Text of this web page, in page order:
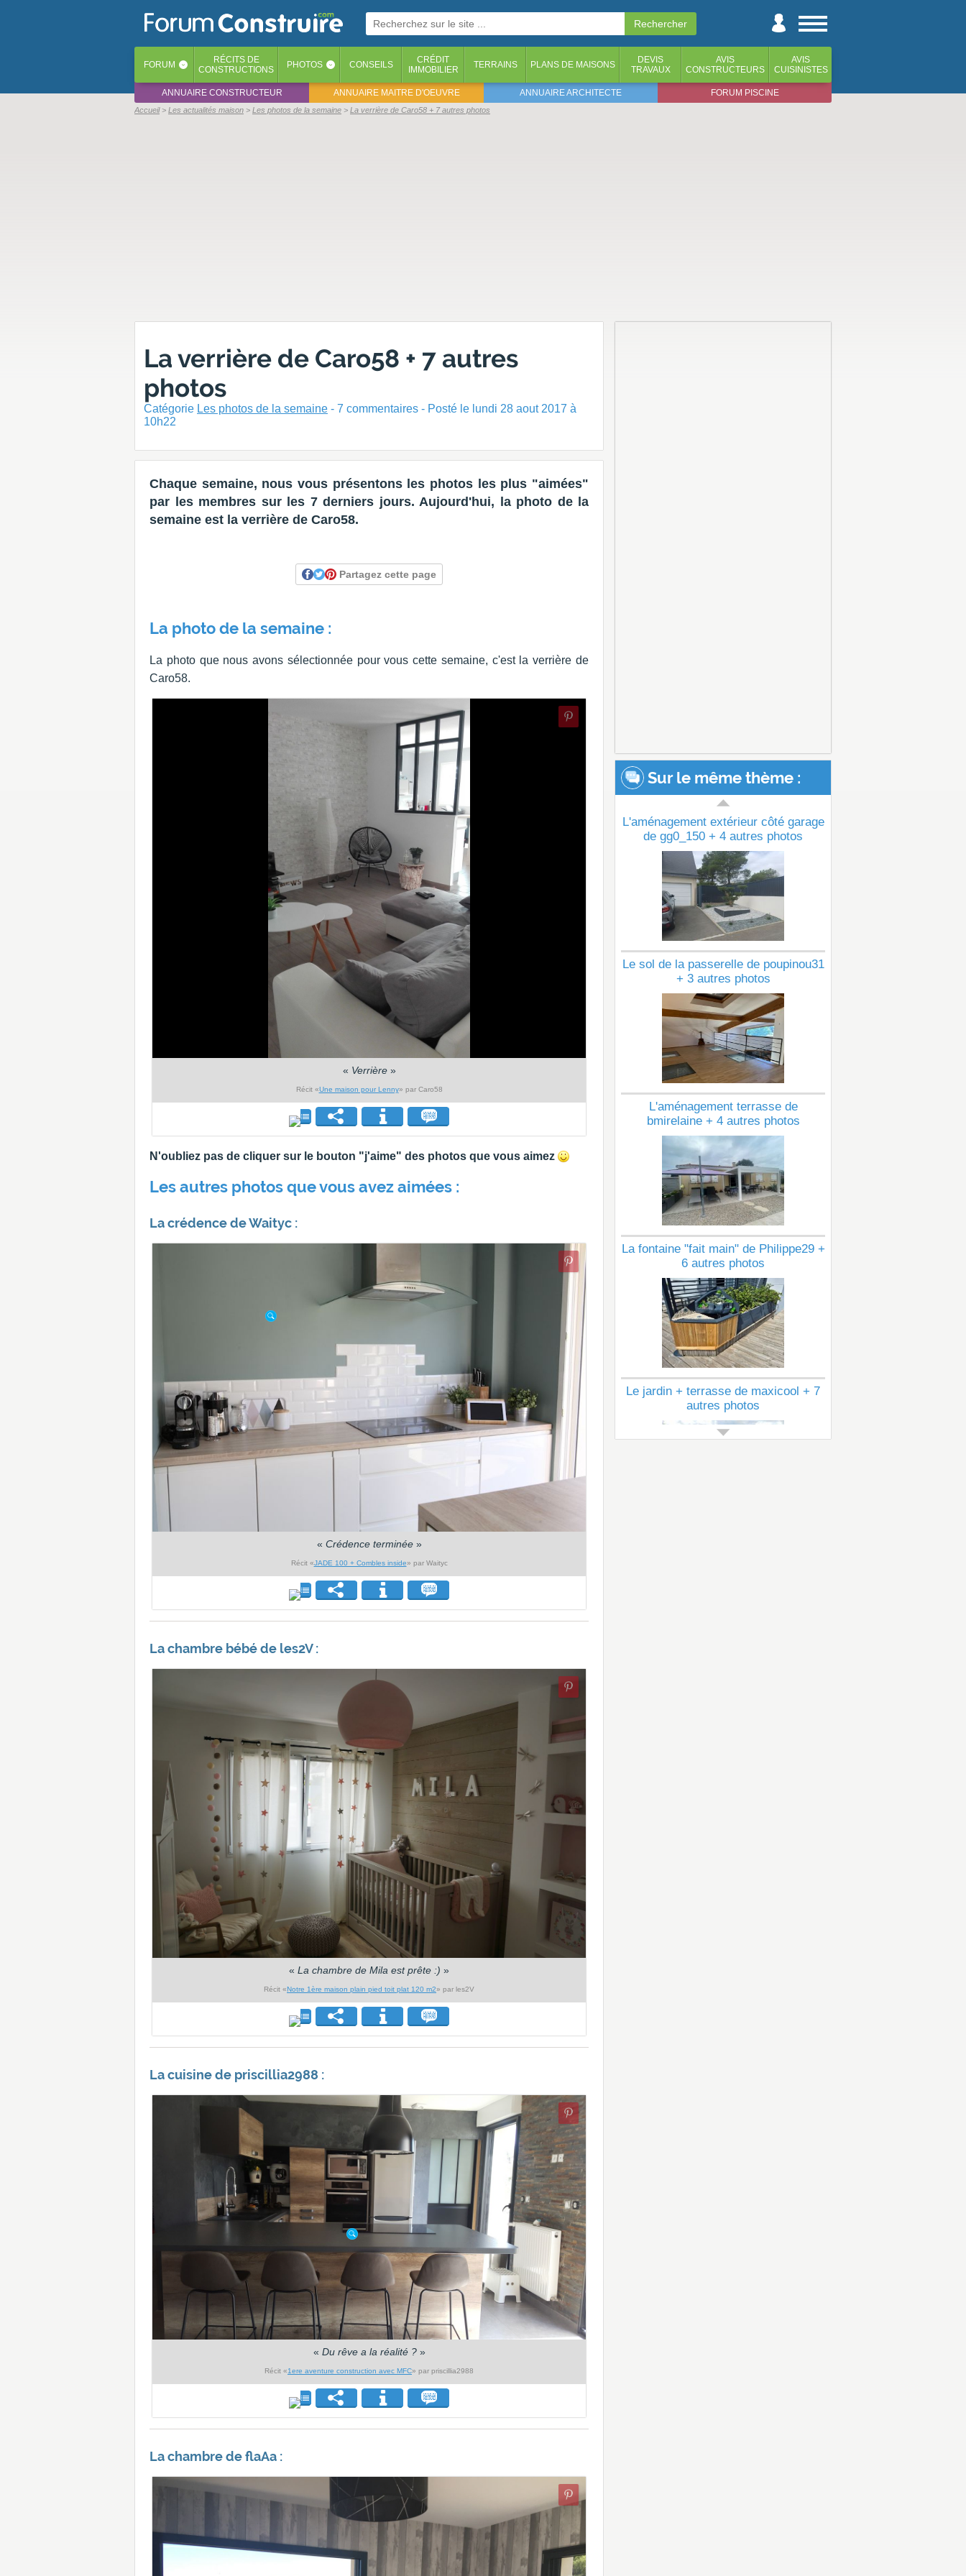
FORUM ‹ RÉCITS DE
CONSTRUCTIONS
PHOTOS ‹ CONSEILS
CRÉDIT
IMMOBILIER
TERRAINS PLANS DE MAISONS
DEVIS
TRAVAUX
AVIS
CONSTRUCTEURS
AVIS
CUISINISTES
ANNUAIRE CONSTRUCTEUR ANNUAIRE MAITRE D'OEUVRE ANNUAIRE ARCHITECTE FORUM PISCINE
Accueil Les actualités maison Les photos de la semaine La verrière de Caro58 + 7 autres photos
La verrière de Caro58 + 7 autres
photos
Catégorie Les photos de la semaine - 7 commentaires - Posté le lundi 28 aout 2017 à
10h22
Chaque semaine, nous vous présentons les photos les plus "aimées"
par les membres sur les 7 derniers jours. Aujourd'hui, la photo de la
semaine est la verrière de Caro58.
Partagez cette page
La photo de la semaine :
La photo que nous avons sélectionnée pour vous cette semaine, c'est la verrière de
Caro58.
« Verrière»
Récit «Une maison pour Lenny» par Caro58
N'oubliez pas de cliquer sur le bouton "j'aime" des photos que vous aimez
Les autres photos que vous avez aimées :
La crédence de Waityc :
« Crédence terminée»
Récit «JADE 100 + Combles inside» par Waityc
La chambre bébé de les2V :
« La chambre de Mila est prête :) »
Récit «Notre 1ère maison plain pied toit plat 120 m2» par les2V
La cuisine de priscillia2988 :
« Du rêve a la réalité ?»
Récit «1ere aventure construction avec MFC» par priscillia2988
La chambre de flaAa :
Sur le même thème :
L'aménagement extérieur côté garage
de gg0_150 + 4 autres photos
Le sol de la passerelle de poupinou31
+ 3 autres photos
L'aménagement terrasse de
bmirelaine + 4 autres photos
La fontaine "fait main" de Philippe29 +
6 autres photos
Le jardin + terrasse de maxicool + 7
autres photos